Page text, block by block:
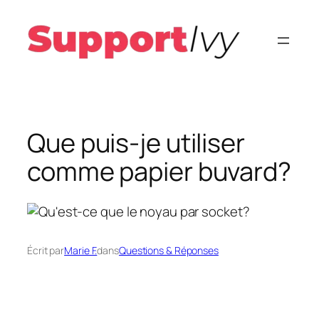
contenu
Que puis-je utiliser
comme papier buvard?
Écrit parMarie F.dansQuestions & Réponses